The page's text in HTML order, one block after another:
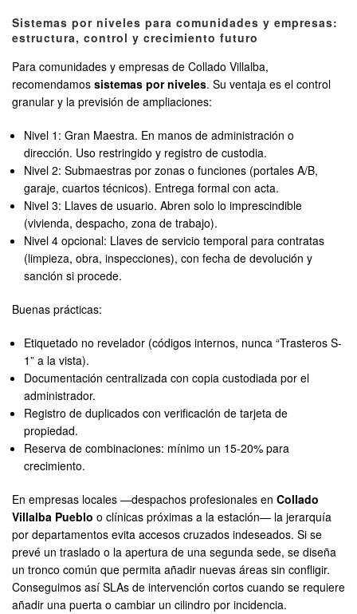
Sistemas por niveles para comunidades y empresas:
estructura, control y crecimiento futuro
Para comunidades y empresas de Collado Villalba,
recomendamos sistemas por niveles. Su ventaja es el control
granular y la previsión de ampliaciones:
Nivel 1: Gran Maestra. En manos de administración o
dirección. Uso restringido y registro de custodia.
Nivel 2: Submaestras por zonas o funciones (portales A/B,
garaje, cuartos técnicos). Entrega formal con acta.
Nivel 3: Llaves de usuario. Abren solo lo imprescindible
(vivienda, despacho, zona de trabajo).
Nivel 4 opcional: Llaves de servicio temporal para contratas
(limpieza, obra, inspecciones), con fecha de devolución y
sanción si procede.
Buenas prácticas:
Etiquetado no revelador (códigos internos, nunca “Trasteros S-
1” a la vista).
Documentación centralizada con copia custodiada por el
administrador.
Registro de duplicados con verificación de tarjeta de
propiedad.
Reserva de combinaciones: mínimo un 15-20% para
crecimiento.
En empresas locales —despachos profesionales en Collado
Villalba Pueblo o clínicas próximas a la estación— la jerarquía
por departamentos evita accesos cruzados indeseados. Si se
prevé un traslado o la apertura de una segunda sede, se diseña
un tronco común que permita añadir nuevas áreas sin confligir.
Conseguimos así SLAs de intervención cortos cuando se requiere
añadir una puerta o cambiar un cilindro por incidencia.